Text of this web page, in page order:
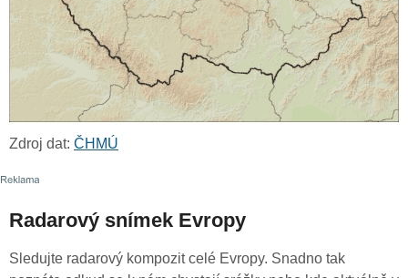
Zdroj dat: ČHMÚ
Radarový snímek Evropy
Sledujte radarový kompozit celé Evropy. Snadno tak